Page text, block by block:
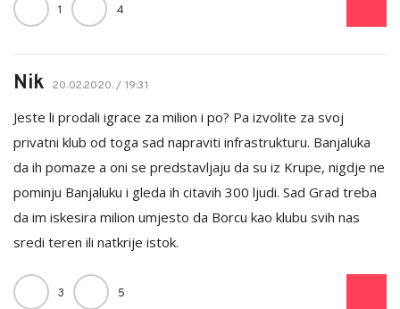
1 4
Nik 20.02.2020. / 19:31
Jeste li prodali igrace za milion i po? Pa izvolite za svoj
privatni klub od toga sad napraviti infrastrukturu. Banjaluka
da ih pomaze a oni se predstavljaju da su iz Krupe, nigdje ne
pominju Banjaluku i gleda ih citavih 300 ljudi. Sad Grad treba
da im iskesira milion umjesto da Borcu kao klubu svih nas
sredi teren ili natkrije istok.
3 5